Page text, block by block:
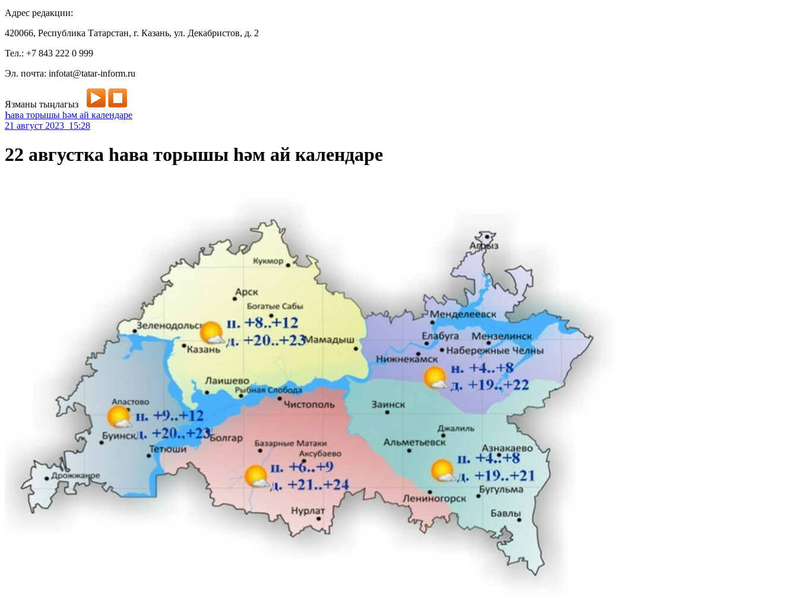
Адрес редакции:
420066, Республика Татарстан, г. Казань, ул. Декабристов, д. 2
Тел.: +7 843 222 0 999
Эл. почта: infotat@tatar-inform.ru
Язманы тыңлагыз
Һава торышы һәм ай календаре
21 август 2023 15:28
22 августка һава торышы һәм ай календаре